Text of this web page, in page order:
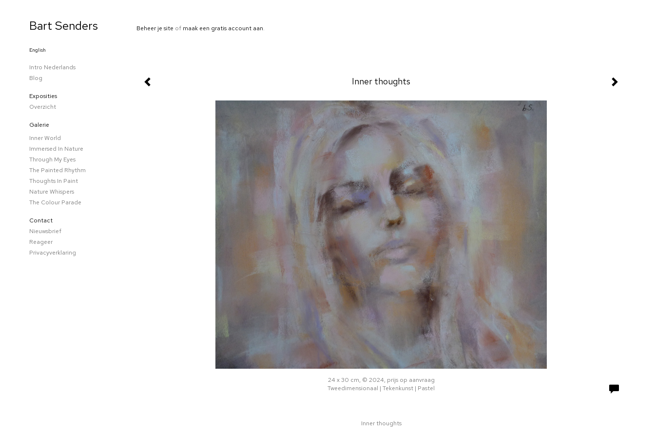
Beheer je site of maak een gratis account aan.
Inner thoughts
24 x 30 cm, © 2024, prijs op aanvraag
Tweedimensionaal | Tekenkunst | Pastel
Inner thoughts
Bart Senders
English
Intro Nederlands
Blog
Exposities
Overzicht
Galerie
Inner World
Immersed In Nature
Through My Eyes
The Painted Rhythm
Thoughts In Paint
Nature Whispers
The Colour Parade
Contact
Nieuwsbrief
Reageer
Privacyverklaring